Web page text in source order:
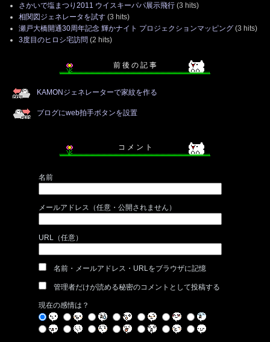
さかいで塩まつり2011 ウイスキーパパ展示飛行 (3 hits)
相関図ジェネレータを試す (3 hits)
瀬戸大橋開通30周年記念 輝かナイト プロジェクションマッピング (3 hits)
3度目のヒロシ宅訪問 (2 hits)
前 後 の 記 事
KAMONジェネレーターで家紋を作る
ブログにweb拍手ボタンを設置
コ メ ン ト
名前
メールアドレス（任意・公開されません）
URL（任意）
名前・メールアドレス・URLをブラウザに記憶
管理者だけが読める秘密のコメントとして投稿する
現在の感情は？